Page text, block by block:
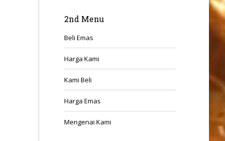
2nd Menu
Beli Emas
Harga Kami
Kami Beli
Harga Emas
Mengenai Kami